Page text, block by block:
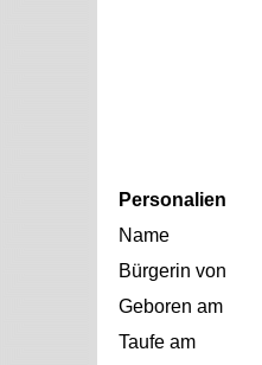
Personalien
Name
Bürgerin von
Geboren am
Taufe am